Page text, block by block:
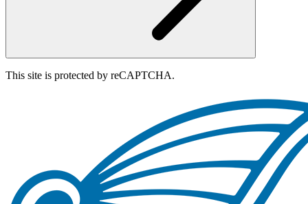
This site is protected by reCAPTCHA.